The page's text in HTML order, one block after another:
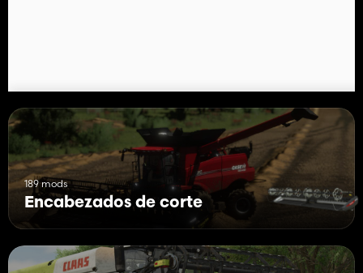
189 mods
Encabezados de corte